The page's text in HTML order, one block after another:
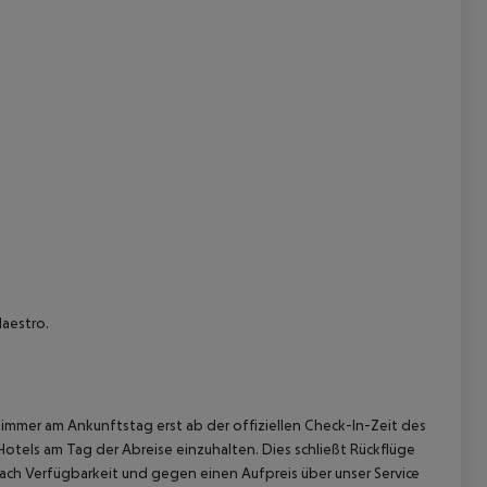
am Ankunftstag erst ab der offiziellen Check-In-Zeit des
am Tag der Abreise einzuhalten. Dies schließt Rückflüge
Verfügbarkeit und gegen einen Aufpreis über unser Service